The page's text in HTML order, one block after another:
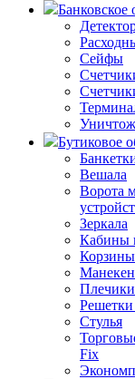
Банковское
Сейфы
Бутиковое
Вешала
Ворота
Зеркала
Кабины
Корзины
Плечики
Стулья
Fix